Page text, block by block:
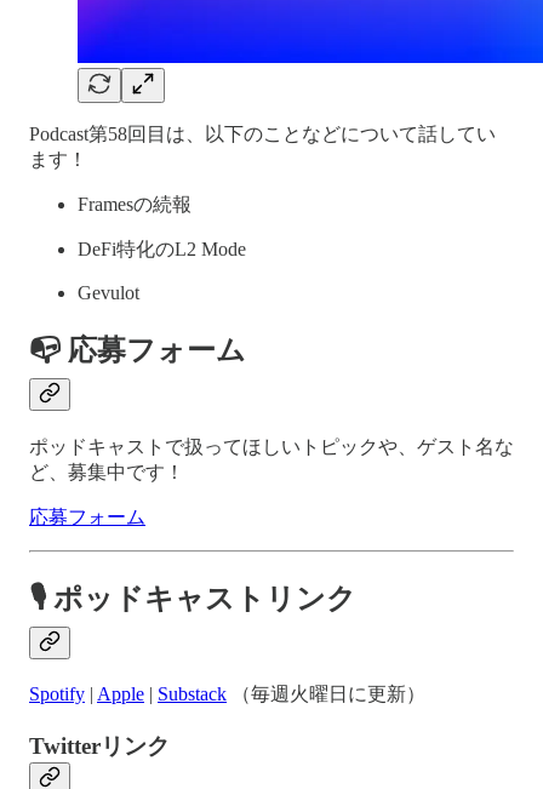
Podcast第58回目は、以下のことなどについて話してい
ます！
Framesの続報
DeFi特化のL2 Mode
Gevulot
📭 応募フォーム
ポッドキャストで扱ってほしいトピックや、ゲスト名な
ど、募集中です！
応募フォーム
🎙 ポッドキャストリンク
Spotify | Apple | Substack （毎週火曜日に更新）
Twitterリンク